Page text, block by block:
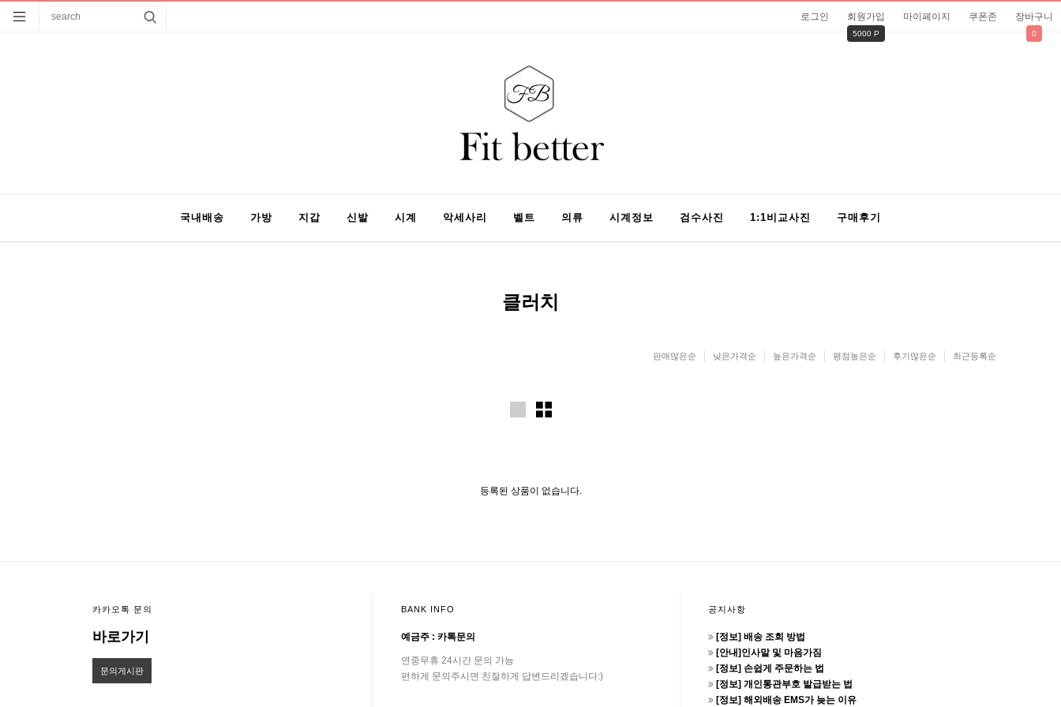
로그인 회원가입
5000 P
마이페이지 쿠폰존 장바구니
0
국내배송 가방 지갑 신발 시계 악세사리 벨트 의류 시계정보 검수사진 1:1비교사진 구매후기
클러치
판매많은순 낮은가격순 높은가격순 평점높은순 후기많은순 최근등록순
등록된 상품이 없습니다.
카카오톡 문의
바로가기
문의게시판
BANK INFO
예금주 : 카톡문의
연중무휴 24시간 문의 가능
편하게 문의주시면 친절하게 답변드리겠습니다:)
공지사항
[정보] 배송 조회 방법
[안내]인사말 및 마음가짐
[정보] 손쉽게 주문하는 법
[정보] 개인통관부호 발급받는 법
[정보] 해외배송 EMS가 늦는 이유